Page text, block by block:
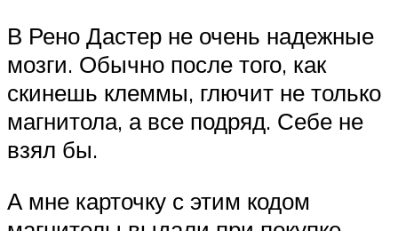
В Рено Дастер не очень надежные
мозги. Обычно после того, как
скинешь клеммы, глючит не только
магнитола, а все подряд. Себе не
взял бы.
А мне карточку с этим кодом